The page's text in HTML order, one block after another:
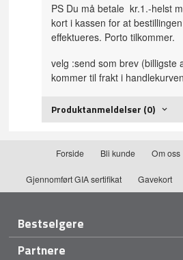
PS Du må betale kr.1.-helst
kort i kassen for at
effektueres. Porto tilkommer.
velg :send som brev (billigste
kommer til frakt i
Produktanmeldelser (0)
Forside Bli kunde Om oss
Gjennomført GIA sertifikat Gavekort
Bestselgere
Partnere